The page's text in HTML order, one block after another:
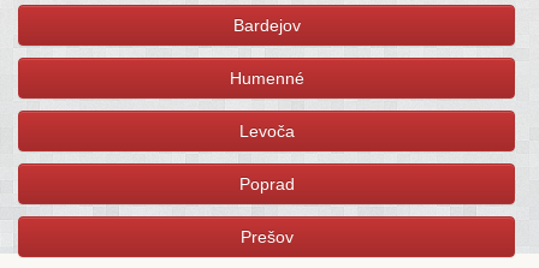
Bardejov
Humenné
Levoča
Poprad
Prešov